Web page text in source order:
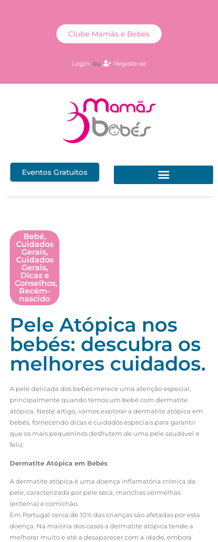
Login ou Registe-se
Clube Mamãs e Bebés
Eventos Gratuitos
Bebé,
Cuidados
Gerais,
Cuidados
Gerais,
Dicas e
Conselhos,
Recém-
nascido
Pele Atópica nos
bebés: descubra os
melhores cuidados.
A pele delicada dos bebés merece uma atenção especial,
principalmente quando temos um bebé com dermatite
atópica. Neste artigo, vamos explorar a dermatite atópica em
bebés, fornecendo dicas e cuidados especiais para garantir
que os mais pequeninos desfrutem de uma pele saudável e
feliz.
Dermatite Atópica em Bebés
A dermatite atópica é uma doença inflamatória crónica da
pele, caracterizada por pele seca, manchas vermelhas
(eritema) e comichão.
Em Portugal cerca de 10% das crianças são afetadas por esta
doença. Na maioria dos casos a dermatite atópica tende a
melhorar muito e até a desaparecer com a idade, embora